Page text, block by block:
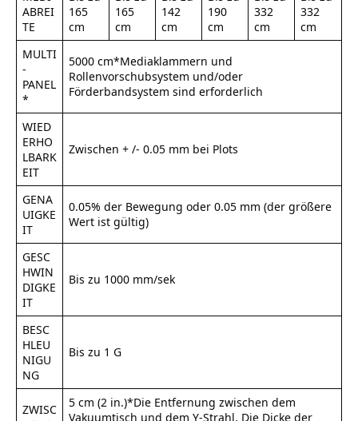
ABREI
TE
165
cm
165
cm
142
cm
190
cm
332
cm
332
cm
MULTI
-
PANEL
*
5000 cm*Mediaklammern und
Rollenvorschubsystem und/oder
Förderbandsystem sind erforderlich
WIED
ERHO
LBARK
EIT
Zwischen + /- 0.05 mm bei Plots
GENA
UIGKE
IT
0.05% der Bewegung oder 0.05 mm (der größere
Wert ist gültig)
GESC
HWIN
DIGKE
IT
Bis zu 1000 mm/sek
BESC
HLEU
NIGU
NG
Bis zu 1 G
ZWISC
5 cm (2 in.)*Die Entfernung zwischen dem
Vakuumtisch und dem Y-Strahl. Die Dicke der